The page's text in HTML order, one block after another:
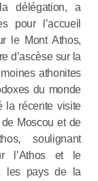
délégation, a
pour l’accueil
le Mont Athos,
d’ascèse sur la
athonites
du monde
la récente visite
Moscou et de
soulignant
l’Athos et le
les pays de la